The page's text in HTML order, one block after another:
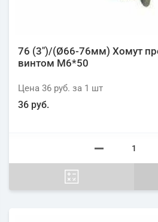
76 (3")/(Ø66-76мм) Хомут
винтом М6*50
Цена 36 руб. за 1 шт
36 руб.